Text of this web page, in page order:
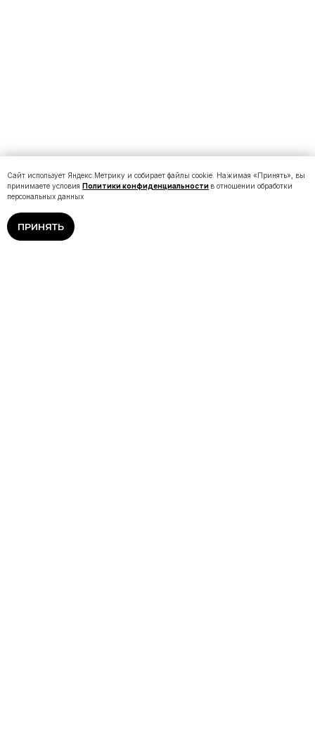
Сайт использует Яндекс.Метрику и собирает файлы cookie. Нажимая «Принять», вы
принимаете условия Политики конфиденциальности в отношении обработки
персональных данных
ПРИНЯТЬ